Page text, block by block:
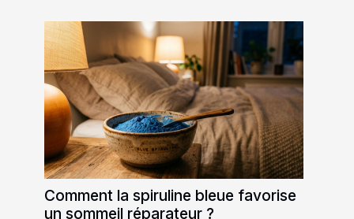
Comment la spiruline bleue favorise
un sommeil réparateur ?